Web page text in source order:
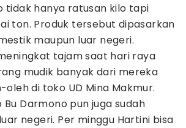
tidak hanya ratusan kilo tapi
ton. Produk tersebut dipasarkan
maupun luar negeri.
tajam saat hari raya
mudik banyak dari mereka
di toko UD Mina Makmur.
Bu Darmono pun juga sudah
negeri. Per minggu Hartini bisa